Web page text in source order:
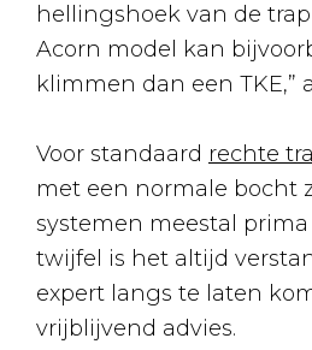
hellingshoek van de
Acorn model kan
klimmen dan een TKE,”
Voor standaard rechte
met een normale bocht
systemen meestal
twijfel is het altijd
expert langs te laten
vrijblijvend advies.